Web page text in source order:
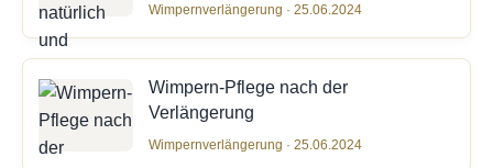
Wimpernverlängerung · 25.06.2024
Wimpern-Pflege nach der
Verlängerung
Wimpernverlängerung · 25.06.2024